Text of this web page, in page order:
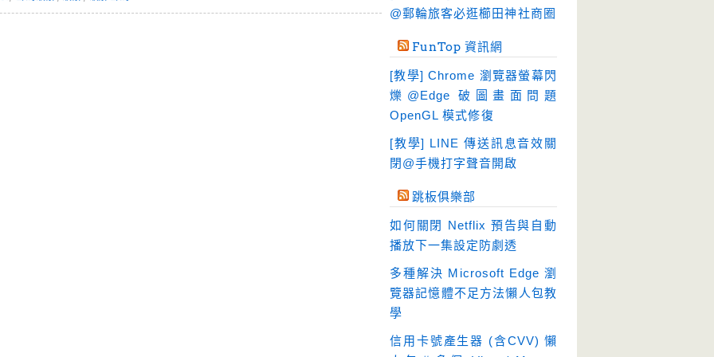
硬碟工具 (64)
系統工具 (242)
(188)
翻譯軟體 (3)
輸入法 (4)
@郵輪旅客必逛櫛田神社商圈
FunTop 資訊網
[教學] Chrome 瀏覽器螢幕閃
爍@Edge 破圖畫面問題
OpenGL 模式修復
[教學] LINE 傳送訊息音效關
閉@手機打字聲音開啟
跳板俱樂部
如何關閉 Netflix 預告與自動
播放下一集設定防劇透
多種解決 Microsoft Edge 瀏
覽器記憶體不足方法懶人包教
學
信用卡號產生器 (含CVV) 懶